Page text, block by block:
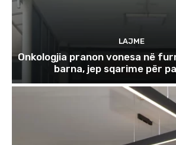
LAJME
Onkologjia pranon vonesa në
barna, jep sqarime për